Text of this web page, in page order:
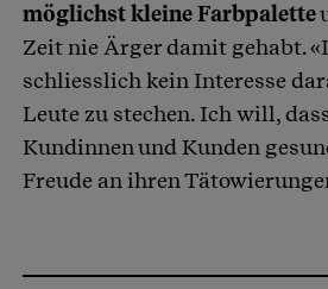
möglichst kleine Farbpalette
Zeit nie Ärger damit gehabt.
schliesslich kein Interesse
Leute zu stechen. Ich will,
Kundinnen und Kunden
Freude an ihren